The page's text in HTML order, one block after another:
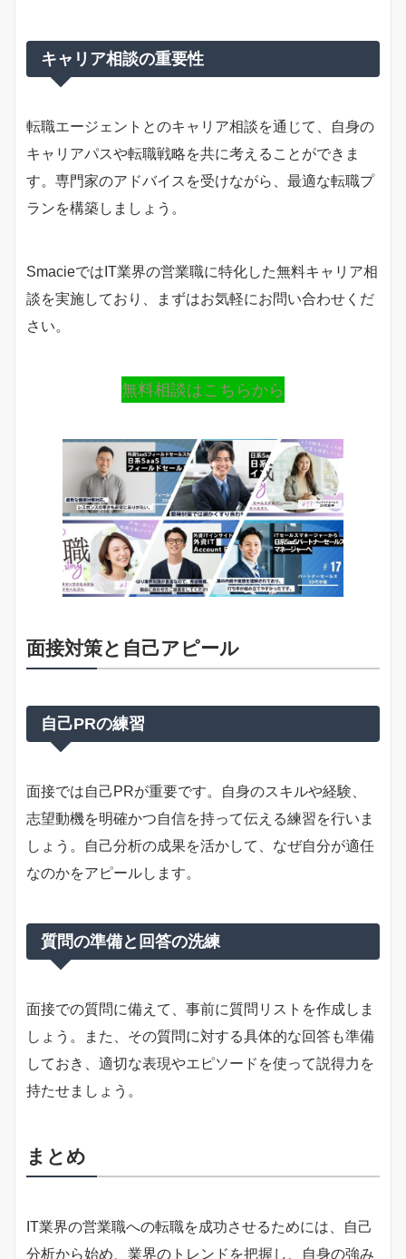
キャリア相談の重要性
転職エージェントとのキャリア相談を通じて、自身の
キャリアパスや転職戦略を共に考えることができま
す。専門家のアドバイスを受けながら、最適な転職プ
ランを構築しましょう。
SmacieではIT業界の営業職に特化した無料キャリア相
談を実施しており、まずはお気軽にお問い合わせくだ
さい。
無料相談はこちらから
面接対策と自己アピール
自己PRの練習
面接では自己PRが重要です。自身のスキルや経験、
志望動機を明確かつ自信を持って伝える練習を行いま
しょう。自己分析の成果を活かして、なぜ自分が適任
なのかをアピールします。
質問の準備と回答の洗練
面接での質問に備えて、事前に質問リストを作成しま
しょう。また、その質問に対する具体的な回答も準備
しておき、適切な表現やエピソードを使って説得力を
持たせましょう。
まとめ
IT業界の営業職への転職を成功させるためには、自己
分析から始め、業界のトレンドを把握し、自身の強み